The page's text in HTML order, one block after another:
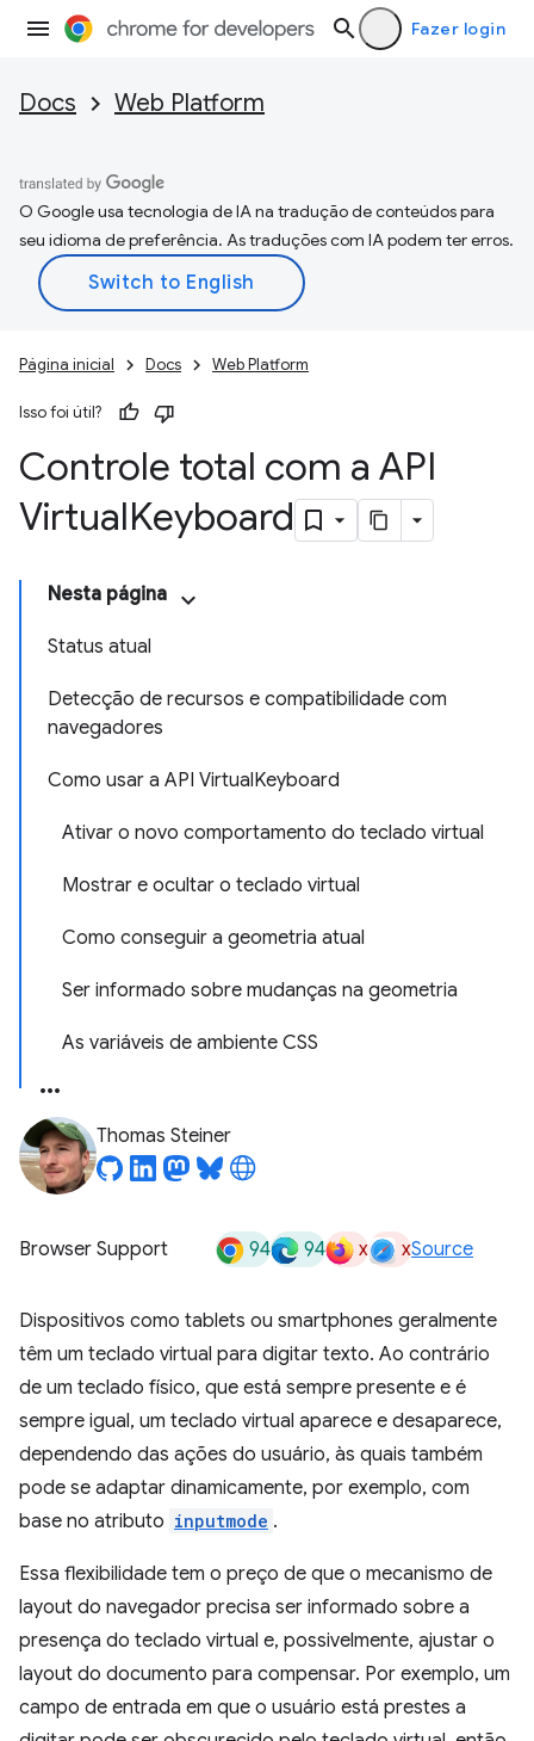
Fazer login
Docs Web Platform
O Google usa tecnologia de IA na tradução de conteúdos para
seu idioma de preferência. As traduções com IA podem ter erros.
Página inicial Docs Web Platform
Isso foi útil?
Controle total com a API
VirtualKeyboard
Nesta página
Status atual
Detecção de recursos e compatibilidade com
navegadores
Como usar a API VirtualKeyboard
Ativar o novo comportamento do teclado virtual
Mostrar e ocultar o teclado virtual
Como conseguir a geometria atual
Ser informado sobre mudanças na geometria
As variáveis de ambiente CSS
Thomas Steiner
Browser Support 94 94 x xSource
Dispositivos como tablets ou smartphones geralmente
têm um teclado virtual para digitar texto. Ao contrário
de um teclado físico, que está sempre presente e é
sempre igual, um teclado virtual aparece e desaparece,
dependendo das ações do usuário, às quais também
pode se adaptar dinamicamente, por exemplo, com
base no atributo inputmode .
Essa flexibilidade tem o preço de que o mecanismo de
layout do navegador precisa ser informado sobre a
presença do teclado virtual e, possivelmente, ajustar o
layout do documento para compensar. Por exemplo, um
campo de entrada em que o usuário está prestes a